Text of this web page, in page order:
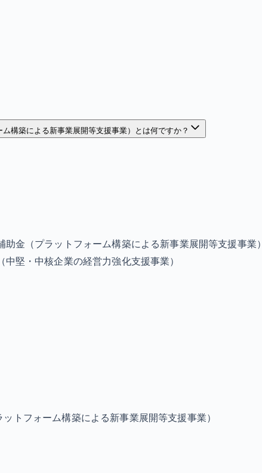
構築による新事業展開等支援事業）とは何ですか？
金（プラットフォーム構築による新事業展開等支援事業）
堅・中核企業の経営力強化支援事業）
トフォーム構築による新事業展開等支援事業）